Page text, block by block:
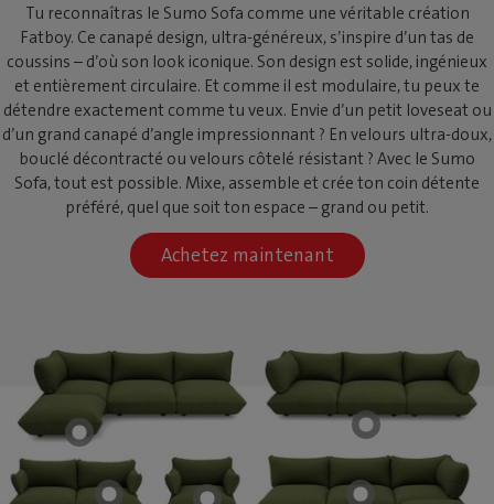
Tu reconnaîtras le Sumo Sofa comme une véritable création
Fatboy. Ce canapé design, ultra-généreux, s’inspire d’un tas de
coussins – d’où son look iconique. Son design est solide, ingénieux
et entièrement circulaire. Et comme il est modulaire, tu peux te
détendre exactement comme tu veux. Envie d’un petit loveseat ou
d’un grand canapé d’angle impressionnant ? En velours ultra-doux,
bouclé décontracté ou velours côtelé résistant ? Avec le Sumo
Sofa, tout est possible. Mixe, assemble et crée ton coin détente
préféré, quel que soit ton espace – grand ou petit.
Achetez maintenant